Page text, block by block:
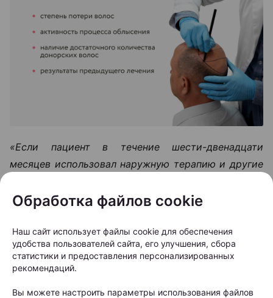
«Если пациент в течение шести-двенадцати
месяцев использовал наружную терапию и другие
произошло, тогда можно рассматривать пересадку
Кудаленкина.
При этом важно понимать: пересадка
не устраняет причину
Обработка файлов cookie
Наш сайт использует файлы cookie для обеспечения
удобства пользователей сайта, его улучшения, сбора
статистики и предоставления персонализированных
рекомендаций.
Вы можете настроить параметры использования файлов